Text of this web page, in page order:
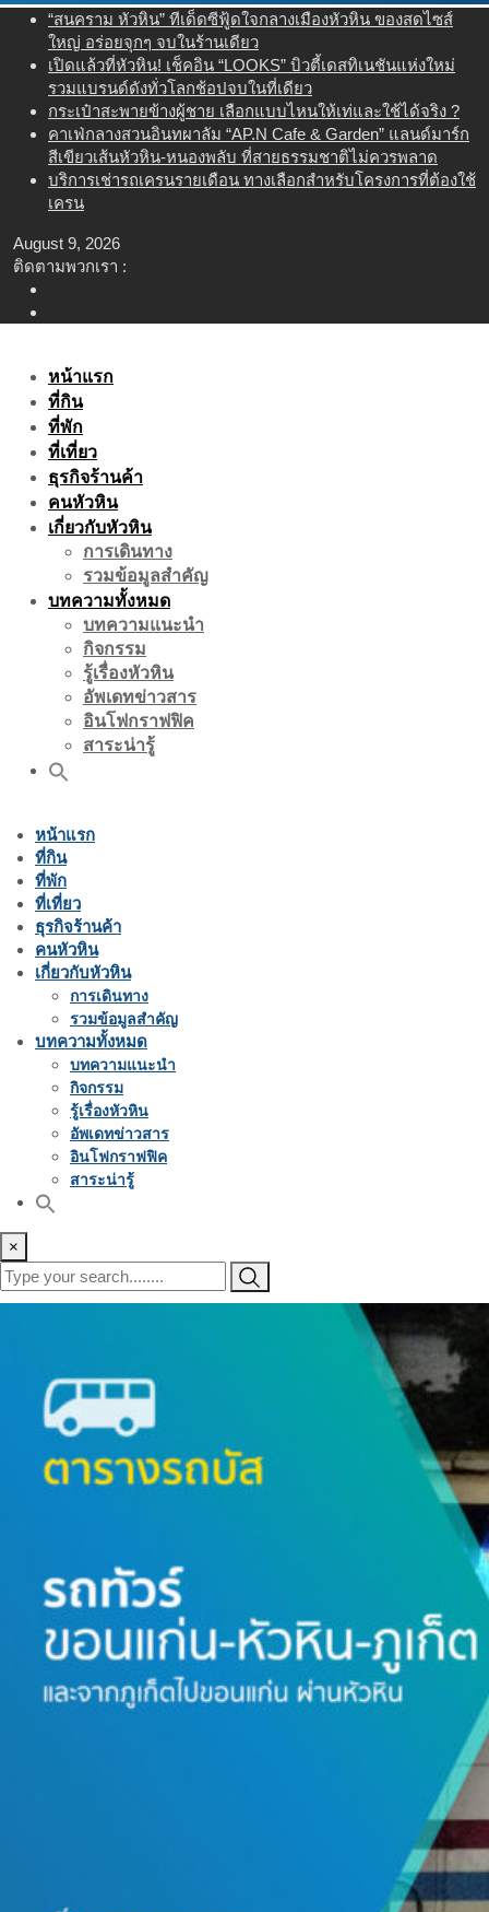
content
“สนคราม หัวหิน” ทีเด็ดซีฟู้ดใจกลางเมืองหัวหิน ของสดไซส์
ใหญ่ อร่อยจุกๆ จบในร้านเดียว
เปิดแล้วที่หัวหิน! เช็คอิน “LOOKS” บิวตี้เดสทิเนชันแห่งใหม่
รวมแบรนด์ดังทั่วโลกช้อปจบในที่เดียว
กระเป๋าสะพายข้างผู้ชาย เลือกแบบไหนให้เท่และใช้ได้จริง ?
คาเฟ่กลางสวนอินทผาลัม “AP.N Cafe & Garden” แลนด์มาร์ก
สีเขียวเส้นหัวหิน-หนองพลับ ที่สายธรรมชาติไม่ควรพลาด
บริการเช่ารถเครนรายเดือน ทางเลือกสำหรับโครงการที่ต้องใช้
เครน
August 9, 2026
ติดตามพวกเรา :
หน้าแรก
ที่กิน
ที่พัก
ที่เที่ยว
ธุรกิจร้านค้า
คนหัวหิน
เกี่ยวกับหัวหิน
การเดินทาง
รวมข้อมูลสำคัญ
บทความทั้งหมด
บทความแนะนำ
กิจกรรม
รู้เรื่องหัวหิน
อัพเดทข่าวสาร
อินโฟกราฟฟิค
สาระน่ารู้
หน้าแรก
ที่กิน
ที่พัก
ที่เที่ยว
ธุรกิจร้านค้า
คนหัวหิน
เกี่ยวกับหัวหิน
การเดินทาง
รวมข้อมูลสำคัญ
บทความทั้งหมด
บทความแนะนำ
กิจกรรม
รู้เรื่องหัวหิน
อัพเดทข่าวสาร
อินโฟกราฟฟิค
สาระน่ารู้
×